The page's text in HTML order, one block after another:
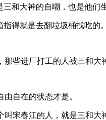
和大神的自嘲，也是他们
得就是去翻垃圾桶找吃的。
些进厂打工的人被三和大
自在的状态才是。
宋春江的人，就是三和大